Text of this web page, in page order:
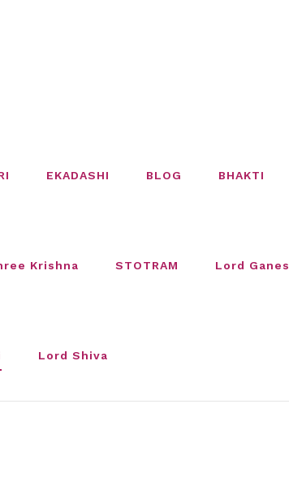
EKADASHI BLOG BHAKTI
Krishna STOTRAM Lord
Lord Shiva